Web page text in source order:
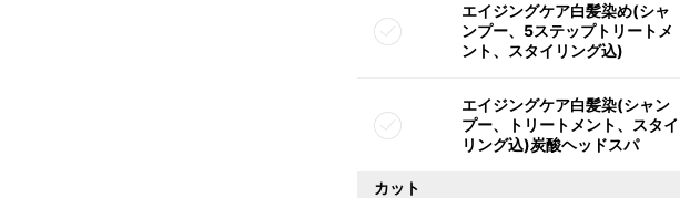
エイジングケア白髪染め(シャ
ンプー、5ステップトリートメ
ント、スタイリング込)
エイジングケア白髪染(シャン
プー、トリートメント、スタイ
リング込)炭酸ヘッドスパ
カット